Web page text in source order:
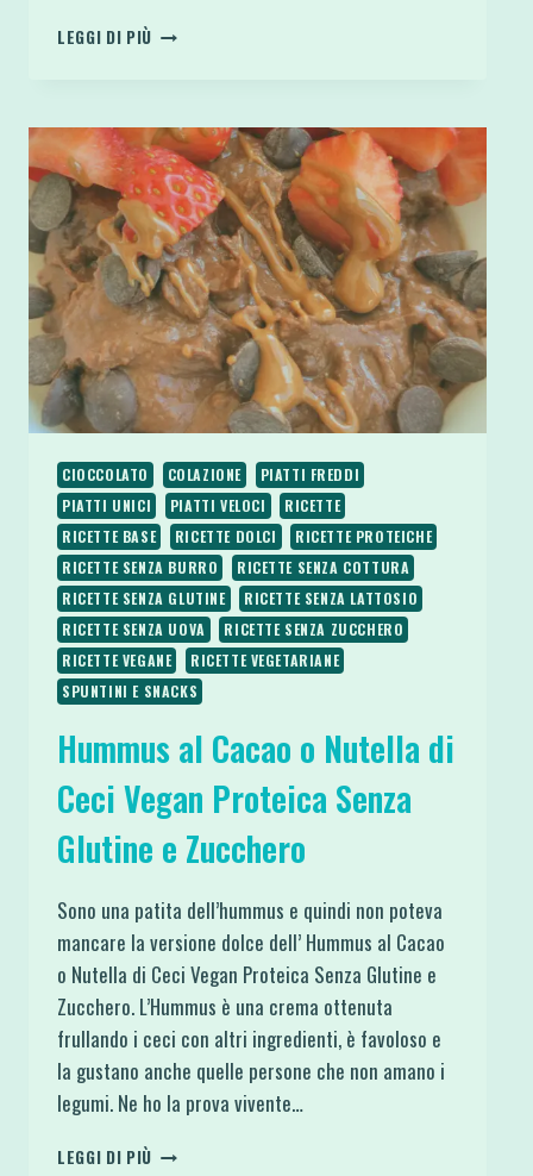
LEGGI DI PIÙ HUMMUS
BARBABIETOLA
ROSSA
CIOCCOLATO COLAZIONE
PIATTI FREDDI
PIATTI UNICI
PIATTI VELOCI
RICETTE
RICETTE BASE
RICETTE DOLCI
RICETTE PROTEICHE
RICETTE SENZA BURRO
RICETTE SENZA COTTURA
RICETTE SENZA GLUTINE
RICETTE SENZA LATTOSIO
RICETTE SENZA UOVA
RICETTE SENZA ZUCCHERO
RICETTE VEGANE
RICETTE VEGETARIANE
SPUNTINI E SNACKS
Hummus al Cacao o Nutella di
Ceci Vegan Proteica Senza
Glutine e Zucchero
Sono una patita dell’hummus e quindi non poteva
mancare la versione dolce dell’ Hummus al Cacao
o Nutella di Ceci Vegan Proteica Senza Glutine e
Zucchero. L’Hummus è una crema ottenuta
frullando i ceci con altri ingredienti, è favoloso e
la gustano anche quelle persone che non amano i
legumi. Ne ho la prova vivente…
LEGGI DI PIÙ HUMMUS